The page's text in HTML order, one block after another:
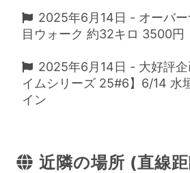
2025年6月14日 - オーバ
目ウォーク 約32キロ 3500円
2025年6月14日 - 大好評企
イムシリーズ 25#6】6/14 水
イン
近隣の場所 (直線